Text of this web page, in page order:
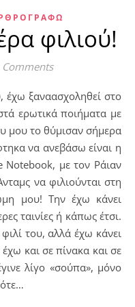
φιλιού!
Comments
ερωτικά ποιήματα με
μου το θύμισαν σήμερα
να ανεβάσω είναι η
Notebook, με τον Ράιαν
να φιλιούνται στη
μου! Την έχω κάνει
ταινίες ή κάπως έτσι.
του, αλλά έχω κάνει
και σε πίνακα και σε
λίγο «σούπα», μόνο